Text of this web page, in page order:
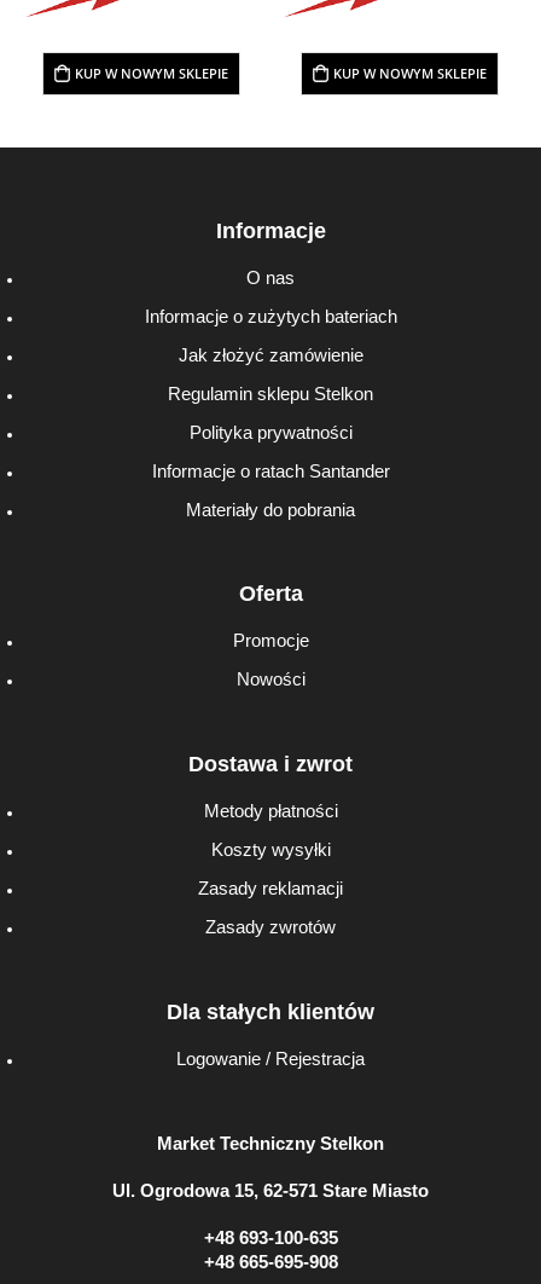
KUP W NOWYM SKLEPIE KUP W NOWYM SKLEPIE
Informacje
O nas
Informacje o zużytych bateriach
Jak złożyć zamówienie
Regulamin sklepu Stelkon
Polityka prywatności
Informacje o ratach Santander
Materiały do pobrania
Oferta
Promocje
Nowości
Dostawa i zwrot
Metody płatności
Koszty wysyłki
Zasady reklamacji
Zasady zwrotów
Dla stałych klientów
Logowanie / Rejestracja
Market Techniczny Stelkon
Ul. Ogrodowa 15, 62-571 Stare Miasto
+48 693-100-635
+48 665-695-908